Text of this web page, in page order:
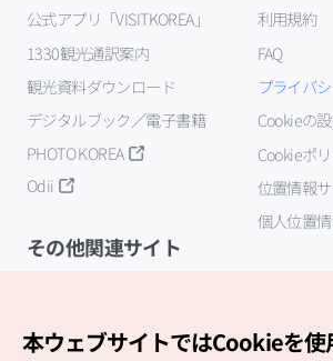
公式アプリ「VISITKOREA」
1330観光通訳案内
観光資料ダウンロード
デジタルブック／電子書籍
PHOTO KOREA
Odii
利用規約
FAQ
プライバ
Cookieの
Cookieポ
位置情報
個人位置
その他関連サイト
本ウェブサイトではCookieを使